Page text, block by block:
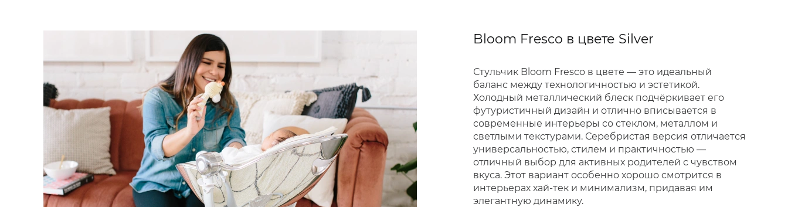
Bloom Fresco в цвете Silver
Стульчик Bloom Fresco в цвете — это идеальный
баланс между технологичностью и эстетикой.
Холодный металлический блеск подчёркивает его
футуристичный дизайн и отлично вписывается в
современные интерьеры со стеклом, металлом и
светлыми текстурами. Серебристая версия отличается
универсальностью, стилем и практичностью —
отличный выбор для активных родителей с чувством
вкуса. Этот вариант особенно хорошо смотрится в
интерьерах хай-тек и минимализм, придавая им
элегантную динамику.